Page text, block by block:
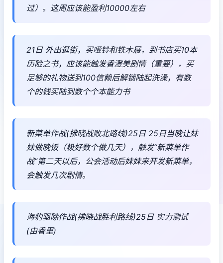
过）。这周应该能盈利10000左右
21日 外出逛街，买哑铃和铁木屐，到书店买10本
历险之书，应该能触发香澄美剧情（重要），买
足够的礼物送到100信赖后解锁陆起洗澡，有数
个的钱买陆到数个个本能力书
新菜单作战(拂晓战败北路线)25日 25日当晚让妹
妹做晚饭（极好数个做几天），触发“新菜单作
战”第二天以后，公会活动后妹妹来开发新菜单，
会触发几次剧情。
海豹驱除作战(拂晓战胜利路线)25日 实力测试
(由香里)